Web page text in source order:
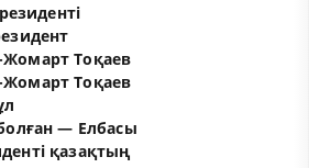
Тоқаев
Тоқаев
— Елбасы
қазақтың